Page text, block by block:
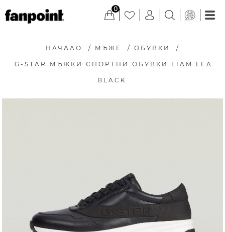
0
НАЧАЛО / МЪЖЕ / ОБУВКИ /
G-STAR МЪЖКИ СПОРТНИ ОБУВКИ LIAM LEA
BLACK